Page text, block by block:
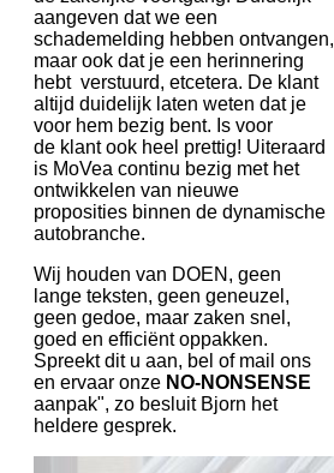
aangeven dat we een
schademelding hebben ontvangen,
maar ook dat je een herinnering
hebt verstuurd, etcetera. De klant
altijd duidelijk laten weten dat je
voor hem bezig bent. Is voor
de klant ook heel prettig! Uiteraard
is MoVea continu bezig met het
ontwikkelen van nieuwe
proposities binnen de dynamische
autobranche.
Wij houden van DOEN, geen
lange teksten, geen geneuzel,
geen gedoe, maar zaken snel,
goed en efficiënt oppakken.
Spreekt dit u aan, bel of mail ons
en ervaar onze NO-NONSENSE
aanpak", zo besluit Bjorn het
heldere gesprek.